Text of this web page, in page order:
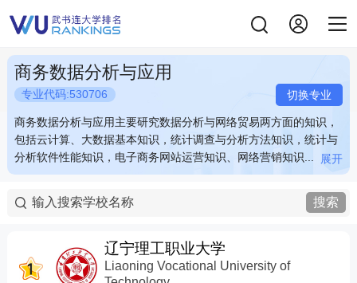
商务数据分析与应用
专业代码:530706 切换专业
商务数据分析与应用主要研究数据分析与网络贸易两方面的知识，
包括云计算、大数据基本知识，统计调查与分析方法知识，统计与
分析软件性能知识，电子商务网站运营知识、网络营销知识...
商务数据分析与应用主要研究数据分析与网络贸易两方面的知识，
包括云计算、大数据基本知识，统计调查与分析方法知识，统计与
分析软件性能知识，电子商务网站运营知识、网络营销知识等。需
据数据分析结论提出针对性建议。例如：熟练运用图表有效表达数
据分析人员的分析观点。 关键词：数据 分析 统计 软件
展开
商务数据分析与应用主要研究数据分析与网络贸易两方面的知识，
包括云计算、大数据基本知识，统计调查与分析方法知识，统计与
分析软件性能知识，电子商务网站运营知识、网络营销知识...
商务数据分析与应用主要研究数据分析与网络贸易两方面的知识，
包括云计算、大数据基本知识，统计调查与分析方法知识，统计与
分析软件性能知识，电子商务网站运营知识、网络营销知识等。需
据数据分析结论提出针对性建议。例如：熟练运用图表有效表达数
据分析人员的分析观点。 关键词：数据 分析 统计 软件
展开
搜索
辽宁理工职业大学
Liaoning Vocational University of